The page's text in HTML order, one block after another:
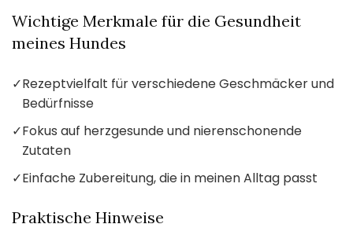
Wichtige Merkmale für die Gesundheit
meines Hundes
✓Rezeptvielfalt für verschiedene Geschmäcker und
Bedürfnisse
✓Fokus auf herzgesunde und nierenschonende
Zutaten
✓Einfache Zubereitung, die in meinen Alltag passt
Praktische Hinweise